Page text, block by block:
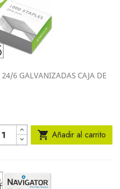
6 GALVANIZADAS CAJA DE
 Añadir al carrito